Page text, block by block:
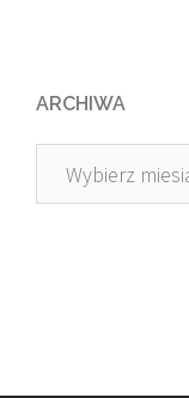
ARCHIWA
Archiwa